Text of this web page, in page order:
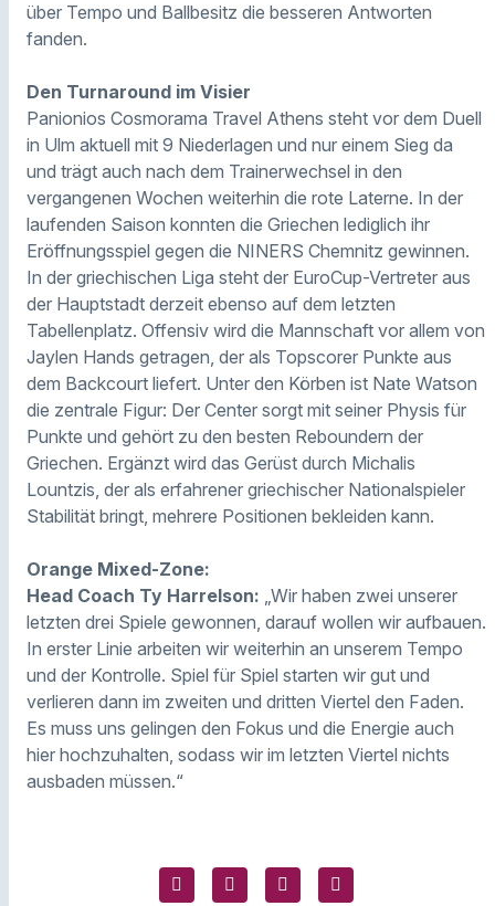
über Tempo und Ballbesitz die besseren Antworten
fanden.
Den Turnaround im Visier
Panionios Cosmorama Travel Athens steht vor dem Duell
in Ulm aktuell mit 9 Niederlagen und nur einem Sieg da
und trägt auch nach dem Trainerwechsel in den
vergangenen Wochen weiterhin die rote Laterne. In der
laufenden Saison konnten die Griechen lediglich ihr
Eröffnungsspiel gegen die NINERS Chemnitz gewinnen.
In der griechischen Liga steht der EuroCup-Vertreter aus
der Hauptstadt derzeit ebenso auf dem letzten
Tabellenplatz. Offensiv wird die Mannschaft vor allem von
Jaylen Hands getragen, der als Topscorer Punkte aus
dem Backcourt liefert. Unter den Körben ist Nate Watson
die zentrale Figur: Der Center sorgt mit seiner Physis für
Punkte und gehört zu den besten Reboundern der
Griechen. Ergänzt wird das Gerüst durch Michalis
Lountzis, der als erfahrener griechischer Nationalspieler
Stabilität bringt, mehrere Positionen bekleiden kann.
Orange Mixed-Zone:
Head Coach Ty Harrelson: „Wir haben zwei unserer
letzten drei Spiele gewonnen, darauf wollen wir aufbauen.
In erster Linie arbeiten wir weiterhin an unserem Tempo
und der Kontrolle. Spiel für Spiel starten wir gut und
verlieren dann im zweiten und dritten Viertel den Faden.
Es muss uns gelingen den Fokus und die Energie auch
hier hochzuhalten, sodass wir im letzten Viertel nichts
ausbaden müssen.“